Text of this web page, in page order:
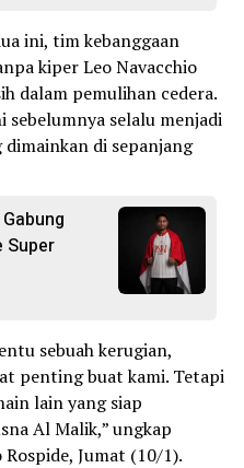
ini, tim kebanggaan
kiper Leo Navacchio
dalam pemulihan cedera.
sebelumnya selalu menjadi
di sepanjang
Super
sebuah kerugian,
penting buat kami. Tetapi
lain yang siap
Al Malik,” ungkap
Jumat (10/1).